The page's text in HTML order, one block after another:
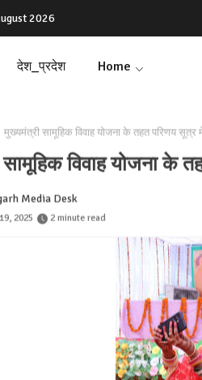
2026
देश_प्रदेश Home
मुख्यमंत्री सामूहिक विवाह योजना के तहत परिणय
विवाह योजना के
Media Desk
19, 2025 2 minute read